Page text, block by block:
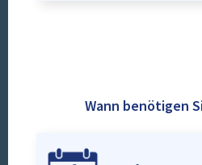
Wann benötigen